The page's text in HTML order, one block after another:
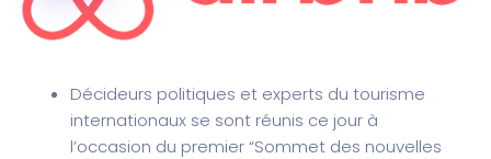
Décideurs politiques et experts du tourisme
internationaux se sont réunis ce jour à
l’occasion du premier “Sommet des nouvelles